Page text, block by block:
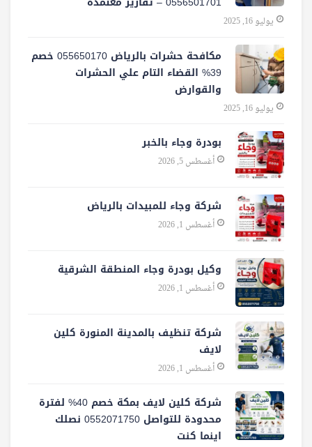
يوليو 16, 2025
مكافحة حشرات بالرياض 055650170 خصم
39% القضاء التام علي الحشرات
والقوارض
يوليو 16, 2025
بودرة وجاء بالخبر
أغسطس 5, 2026
شركة وجاء للمبيدات بالرياض
أغسطس 1, 2026
وكيل بودرة وجاء المنطقة الشرقية
أغسطس 1, 2026
شركة تنظيف بالمدينة المنورة كلين
لايف
أغسطس 1, 2026
شركة كلين لايف بمكة خصم 40% لفترة
محدودة للتواصل 0552071750 نصلك
اينما كنت